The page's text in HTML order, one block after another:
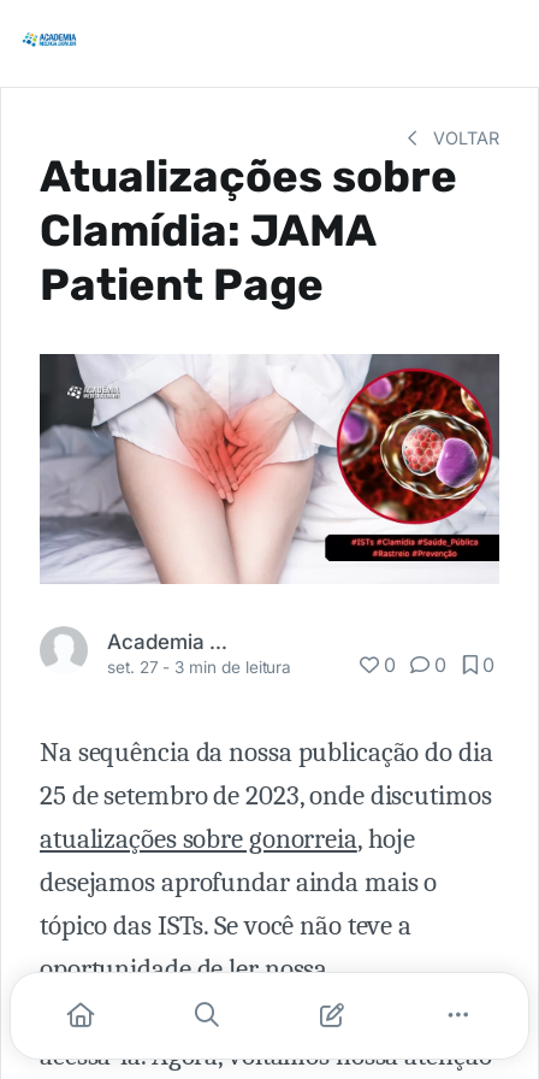
VOLTAR
Atualizações sobre
Clamídia: JAMA
Patient Page
Academia Médica
set. 27 - 3 min de leitura 0 0 0
Na sequência da nossa publicação do dia
25 de setembro de 2023, onde discutimos
atualizações sobre gonorreia, hoje
desejamos aprofundar ainda mais o
tópico das ISTs. Se você não teve a
oportunidade de ler nossa
publicação anterior,
clique aqui
acessá-la. Agora, voltamos nossa atenção